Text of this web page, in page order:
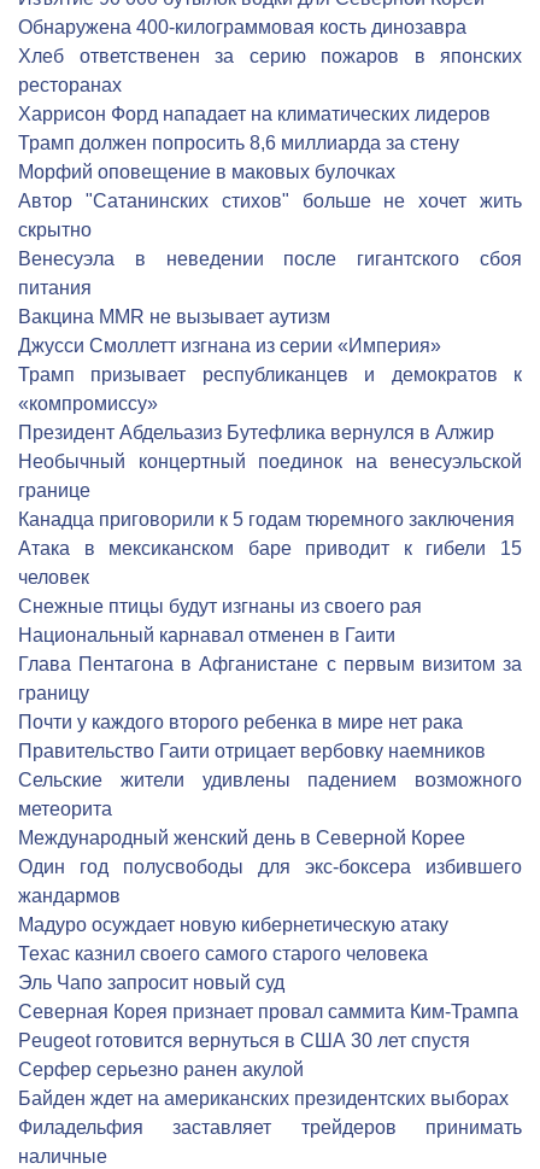
Обнаружена 400-килограммовая кость динозавра
Хлеб ответственен за серию пожаров в японских
ресторанах
Харрисон Форд нападает на климатических лидеров
Трамп должен попросить 8,6 миллиарда за стену
Морфий оповещение в маковых булочках
Автор "Сатанинских стихов" больше не хочет жить
скрытно
Венесуэла в неведении после гигантского сбоя
питания
Вакцина MMR не вызывает аутизм
Джусси Смоллетт изгнана из серии «Империя»
Трамп призывает республиканцев и демократов к
«компромиссу»
Президент Абдельазиз Бутефлика вернулся в Алжир
Необычный концертный поединок на венесуэльской
границе
Канадца приговорили к 5 годам тюремного заключения
Атака в мексиканском баре приводит к гибели 15
человек
Снежные птицы будут изгнаны из своего рая
Национальный карнавал отменен в Гаити
Глава Пентагона в Афганистане с первым визитом за
границу
Почти у каждого второго ребенка в мире нет рака
Правительство Гаити отрицает вербовку наемников
Сельские жители удивлены падением возможного
метеорита
Международный женский день в Северной Корее
Один год полусвободы для экс-боксера избившего
жандармов
Мадуро осуждает новую кибернетическую атаку
Техас казнил своего самого старого человека
Эль Чапо запросит новый суд
Северная Корея признает провал саммита Ким-Трампа
Peugeot готовится вернуться в США 30 лет спустя
Серфер серьезно ранен акулой
Байден ждет на американских президентских выборах
Филадельфия заставляет трейдеров принимать
наличные